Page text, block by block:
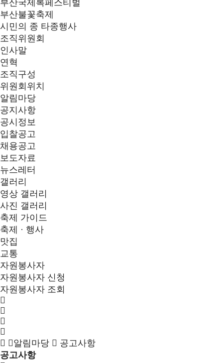
부산국제록페스티벌
부산불꽃축제
시민의 종 타종행사
조직위원회
인사말
연혁
조직구성
위원회위치
알림마당
공지사항
공시정보
입찰공고
채용공고
보도자료
뉴스레터
갤러리
영상 갤러리
사진 갤러리
축제 가이드
축제 · 행사
맛집
교통
자원봉사자
자원봉사자 신청
자원봉사자 조회
알림마당
공고사항
공고사항